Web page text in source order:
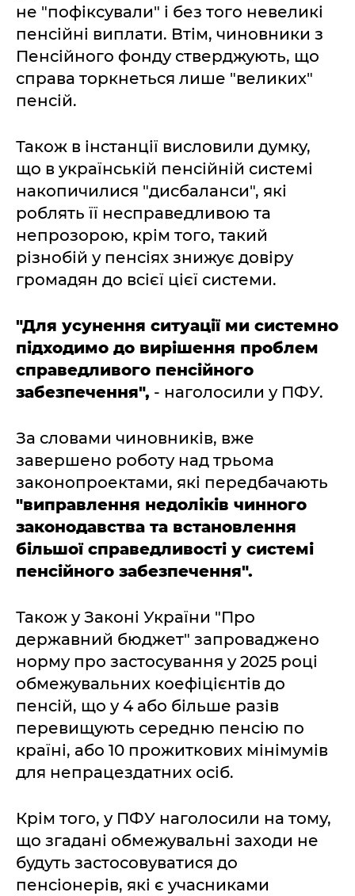
не "пофіксували" і без того невеликі
пенсійні виплати. Втім, чиновники з
Пенсійного фонду стверджують, що
справа торкнеться лише "великих"
пенсій.
Також в інстанції висловили думку,
що в українській пенсійній системі
накопичилися "дисбаланси", які
роблять її несправедливою та
непрозорою, крім того, такий
різнобій у пенсіях знижує довіру
громадян до всієї цієї системи.
"Для усунення ситуації ми системно
підходимо до вирішення проблем
справедливого пенсійного
забезпечення", - наголосили у ПФУ.
За словами чиновників, вже
завершено роботу над трьома
законопроектами, які передбачають
"виправлення недоліків чинного
законодавства та встановлення
більшої справедливості у системі
пенсійного забезпечення".
Також у Законі України "Про
державний бюджет" запроваджено
норму про застосування у 2025 році
обмежувальних коефіцієнтів до
пенсій, що у 4 або більше разів
перевищують середню пенсію по
країні, або 10 прожиткових мінімумів
для непрацездатних осіб.
Крім того, у ПФУ наголосили на тому,
що згадані обмежувальні заходи не
будуть застосовуватися до
пенсіонерів, які є учасниками